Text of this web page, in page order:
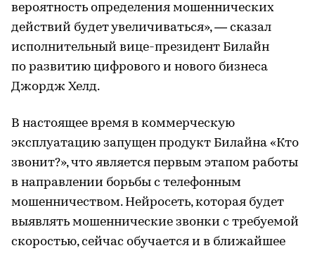
вероятность определения мошеннических
действий будет увеличиваться», — сказал
исполнительный вице-президент Билайн
по развитию цифрового и нового бизнеса
Джордж Хелд.
В настоящее время в коммерческую
эксплуатацию запущен продукт Билайна «Кто
звонит?», что является первым этапом работы
в направлении борьбы с телефонным
мошенничеством. Нейросеть, которая будет
выявлять мошеннические звонки с требуемой
скоростью, сейчас обучается и в ближайшее